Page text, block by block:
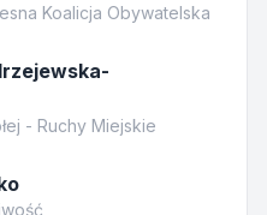
Koalicja Obywatelska
- Ruchy Miejskie